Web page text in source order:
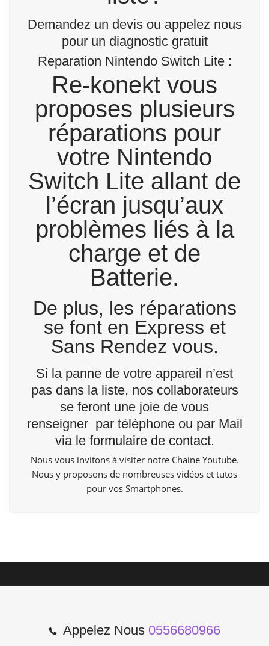
Demandez un devis ou appelez nous
pour un diagnostic gratuit
Reparation Nintendo Switch Lite :
Re-konekt vous
proposes plusieurs
réparations pour
votre Nintendo
Switch Lite allant de
l’écran jusqu’aux
problèmes liés à la
charge et de
Batterie.
De plus, les réparations
se font en Express et
Sans Rendez vous.
Si la panne de votre appareil n’est
pas dans la liste, nos collaborateurs
se feront une joie de vous
renseigner par téléphone ou par Mail
via le formulaire de contact.
Nous vous invitons à visiter notre Chaine Youtube.
Nous y proposons de nombreuses vidéos et tutos
pour vos Smartphones.
Appelez Nous 0556680966